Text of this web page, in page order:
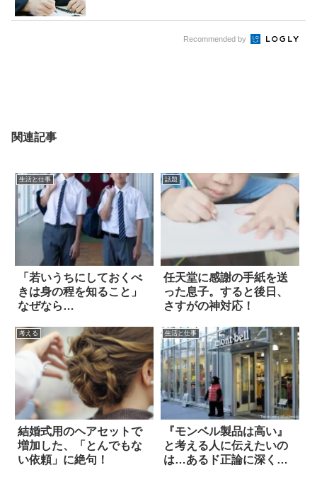
Recommended by
関連記事
生活と仕事
「若いうちにしておくべ
きは身の程を知ること」
なぜなら…
話題
任天堂に感謝の手紙を送
った息子。すると後日、
さすがの神対応！
考える
結婚式用のヘアセットで
増加した、「とんでもな
い依頼」に絶句！
生活と仕事
『モンベル製品は高い』
と考える人に伝えたいの
は…あるド正論に深く頷